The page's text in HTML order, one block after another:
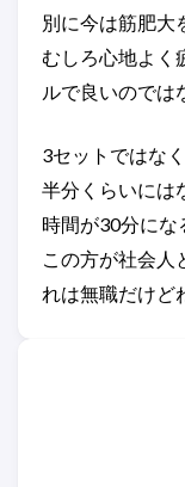
別に今は筋肥大
むしろ心地よく
ルで良いのでは
3セットではな
半分くらいには
時間が30分にな
この方が社会人
れは無職だけど